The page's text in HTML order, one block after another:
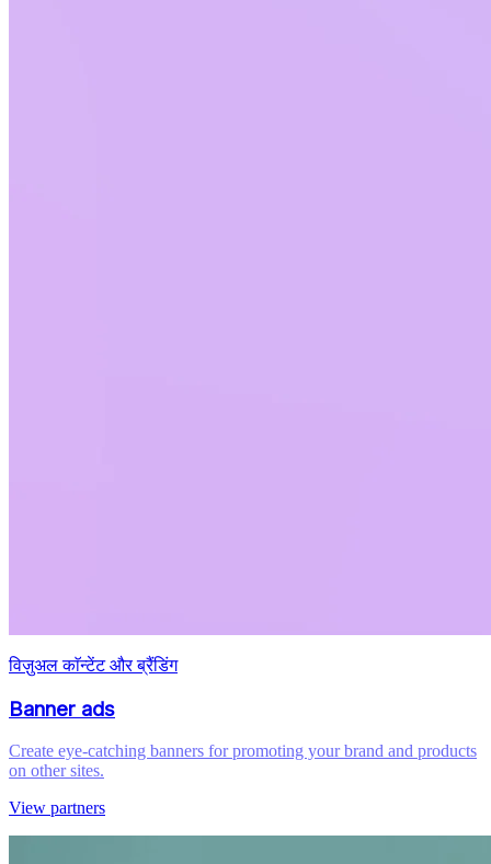
विज़ुअल काॅन्टेंट और ब्रैंडिंग
Banner ads
Create eye-catching banners for promoting your brand and products
on other sites.
View partners